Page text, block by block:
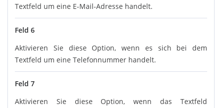
Textfeld um eine E-Mail-Adresse handelt.
Feld 6
Aktivieren Sie diese Option, wenn es sich bei dem
Textfeld um eine Telefonnummer handelt.
Feld 7
Aktivieren Sie diese Option, wenn das Textfeld